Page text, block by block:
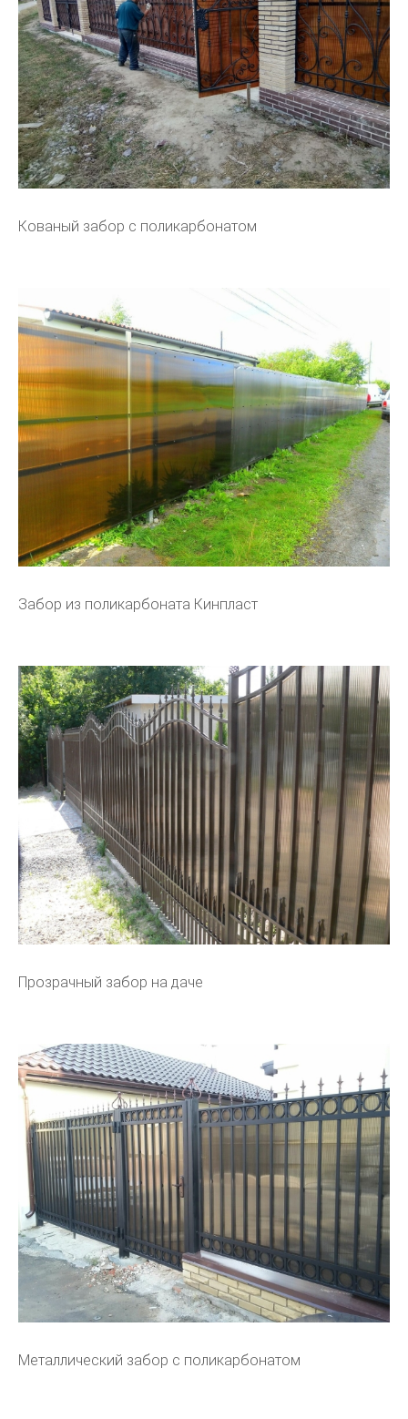
Кованый забор с поликарбонатом
Забор из поликарбоната Кинпласт
Прозрачный забор на даче
Металлический забор с поликарбонатом